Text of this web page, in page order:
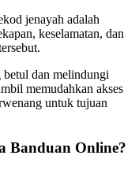
jenayah adalah
keselamatan, dan
betul dan melindungi
memudahkan akses
untuk tujuan
Banduan Online?